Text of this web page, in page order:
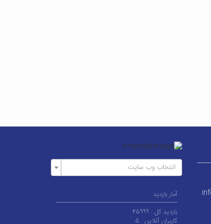
انتخاب وب سایت
آمار بازدید
بازدید کل : ۴۵۹۹۹
کاربران آنلاین :۵